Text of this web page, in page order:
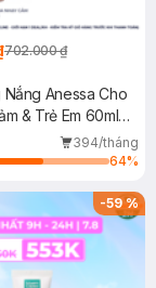
702.000 ₫
Nắng Anessa Cho
& Trẻ Em 60ml
394/tháng
64%
-59%